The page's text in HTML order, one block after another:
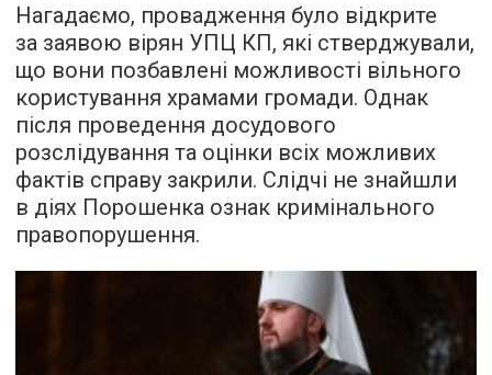
Нагадаємо, провадження було відкрите
за заявою вірян УПЦ КП, які стверджували,
що вони позбавлені можливості вільного
користування храмами громади. Однак
після проведення досудового
розслідування та оцінки всіх можливих
фактів справу закрили. Слідчі не знайшли
в діях Порошенка ознак кримінального
правопорушення.